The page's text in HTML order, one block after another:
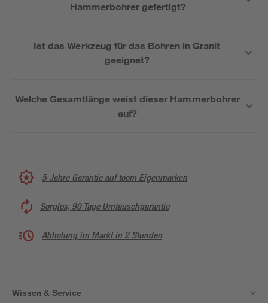
Hammerbohrer gefertigt?
Ist das Werkzeug für das Bohren in Granit
geeignet?
Welche Gesamtlänge weist dieser Hammerbohrer
auf?
5 Jahre Garantie auf toom Eigenmarken
Sorglos, 90 Tage Umtauschgarantie
Abholung im Markt in 2 Stunden
Wissen & Service